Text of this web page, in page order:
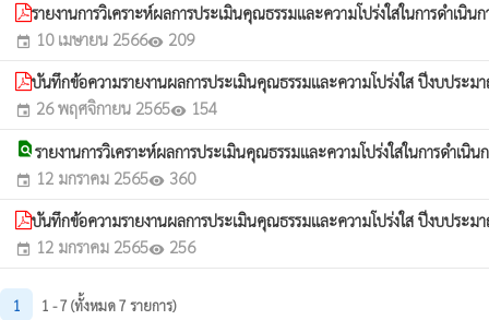
รายงานการวิเคราะห์ผลการประเมินคุณธรรมและความโปร่งใสในการดำเ
event 10 เมษายน 2566visibility 209
บันทึกข้อความรายงานผลการประเมินคุณธรรมและความโปร่งใส ปีงบประ
event 26 พฤศจิกายน 2565visibility 154
find_in_pageรายงานการวิเคราะห์ผลการประเมินคุณธรรมและความโปร่งใสในการดำเ
event 12 มกราคม 2565visibility 360
บันทึกข้อความรายงานผลการประเมินคุณธรรมและความโปร่งใส ปีงบประ
event 12 มกราคม 2565visibility 256
1 1 - 7 (ทั้งหมด 7 รายการ)